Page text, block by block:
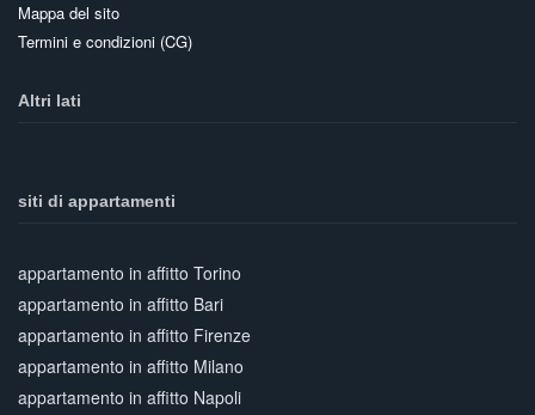
Mappa del sito
Termini e condizioni (CG)
Altri lati
siti di appartamenti
appartamento in affitto Torino
appartamento in affitto Bari
appartamento in affitto Firenze
appartamento in affitto Milano
appartamento in affitto Napoli